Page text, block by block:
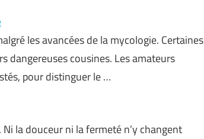
les avancées de la mycologie. Certaines
dangereuses cousines. Les amateurs
pour distinguer le …
la douceur ni la fermeté n’y changent